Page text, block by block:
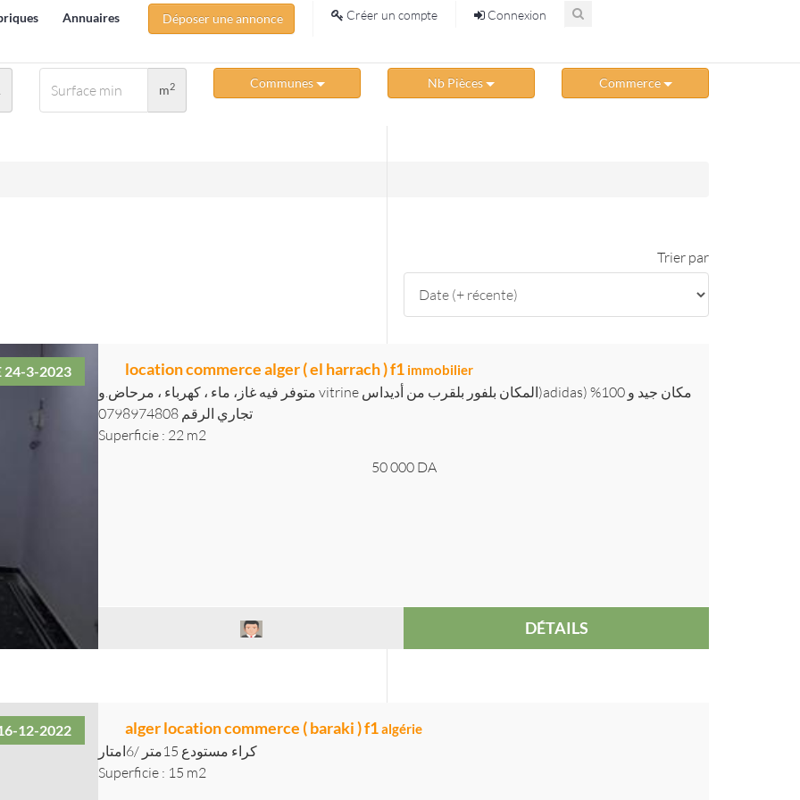
Annuaires Déposer une annonce Créer un compte Connexion
m2 Communes Nb Pièces Commerce
Trier par
24-3-2023 location commerce alger ( el harrach ) f1 immobilier
متوفر فيه غاز، ماء ، كهرباء ، مرحاض.و vitrine المكان بلفور بلقرب من أديداس)adidas) مكان جيد و 100%
تجاري الرقم 0798974808
Superficie : 22 m2
50 000 DA
DÉTAILS
12-2022 alger location commerce ( baraki ) f1algérie
كراء مستودع 15متر /6امتار
Superficie : 15 m2